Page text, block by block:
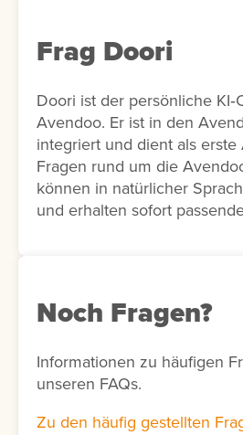
Frag Doori
Doori ist der persönliche
Avendoo. Er ist in den
integriert und dient als
Fragen rund um die
können in natürlicher
und erhalten sofort
Noch Fragen?
Informationen zu häufigen
unseren FAQs.
Zu den häufig gestellten